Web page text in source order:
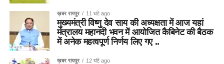
ख़बर रायपुर 11 घंटे ago
मुख्यमंत्री विष्णु देव साय की अध्यक्षता में आज यहां
मंत्रालय महानदी भवन में आयोजित कैबिनेट की बैठक
में अनेक महत्वपूर्ण निर्णय लिए गए ..
ख़बर रायपुर 12 घंटे ago